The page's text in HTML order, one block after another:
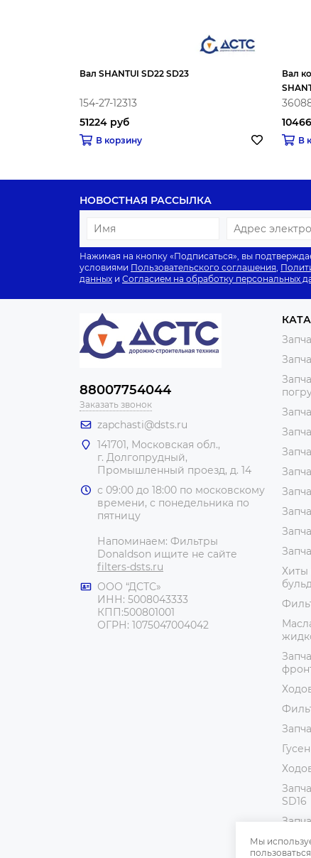
Вал SHANTUI SD22 SD23
154-27-12313
51224 руб
В корзину
Вал
В
НОВОСТНАЯ РАССЫЛКА
Нажимая на кнопку «Подписаться», вы
условиями Пользовательского соглашения
данных и Согласием на обработку персональных
88007754044
Заказать звонок
zapchasti@dsts.ru
141701, Московская обл.,
г. Долгопрудный,
Промышленный проезд, д. 14
с 09:00 до 18:00 по московскому
времени, с понедельника по
пятницу
Напоминаем: Фильтры
Donaldson ищите не сайте
filters-dsts.ru
ООО “ДСТС»
ИНН: 5008043333
КПП:500801001
ОГРН: 1075047004042
Хиты
SD16
Мы